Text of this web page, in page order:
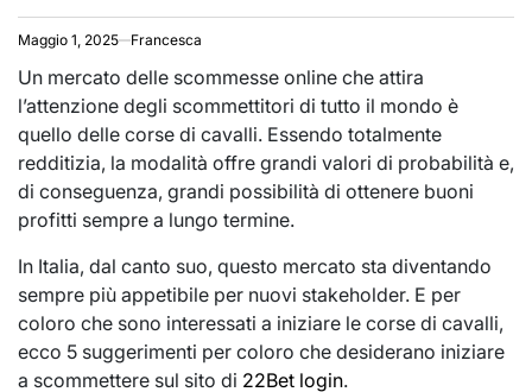
Maggio 1, 2025 Francesca
Un mercato delle scommesse online che attira
l’attenzione degli scommettitori di tutto il mondo è
quello delle corse di cavalli. Essendo totalmente
redditizia, la modalità offre grandi valori di probabilità e,
di conseguenza, grandi possibilità di ottenere buoni
profitti sempre a lungo termine.
In Italia, dal canto suo, questo mercato sta diventando
sempre più appetibile per nuovi stakeholder. E per
coloro che sono interessati a iniziare le corse di cavalli,
ecco 5 suggerimenti per coloro che desiderano iniziare
a scommettere sul sito di 22Bet login.